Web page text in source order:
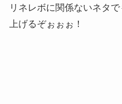
リネレボに関係ないネタ
上げるぞぉぉぉ！